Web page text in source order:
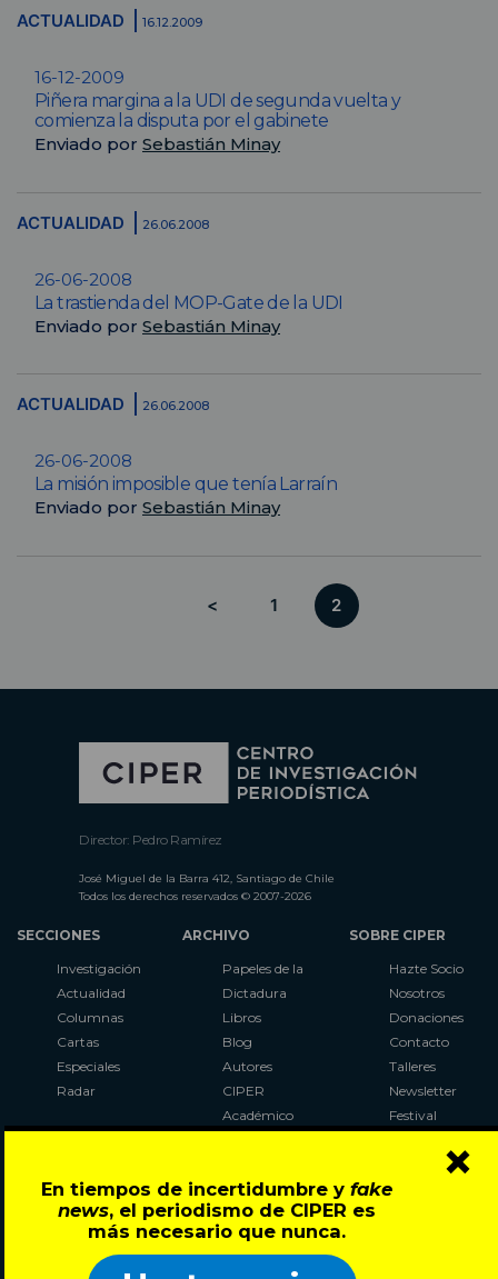
En tiempos de incertidumbre y fake
news, el periodismo de CIPER es
más necesario que nunca.
×
ACTUALIDAD 16.12.2009
16-12-2009
Piñera margina a la UDI de segunda vuelta y
comienza la disputa por el gabinete
Enviado por Sebastián Minay
ACTUALIDAD 26.06.2008
26-06-2008
La trastienda del MOP-Gate de la UDI
Enviado por Sebastián Minay
ACTUALIDAD 26.06.2008
26-06-2008
La misión imposible que tenía Larraín
Enviado por Sebastián Minay
< 1 2
Director: Pedro Ramírez
José Miguel de la Barra 412, Santiago de Chile
Todos los derechos reservados © 2007-2026
SECCIONES
Investigación
Actualidad
Columnas
Cartas
Especiales
Radar
ARCHIVO
Papeles de la
Dictadura
Libros
Blog
Autores
CIPER
Académico
Al Plebiscito
con CIPER
SOBRE CIPER
Hazte Socio
Nosotros
Donaciones
Contacto
Talleres
Newsletter
Festival